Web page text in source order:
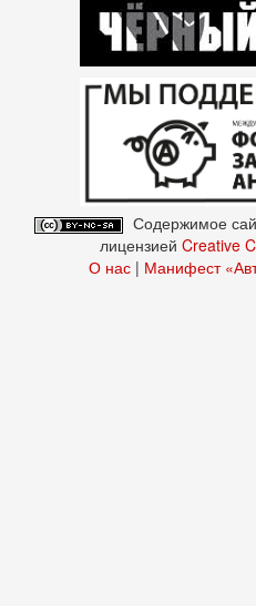
Содержимое
лицензией Creative
О нас| Манифест